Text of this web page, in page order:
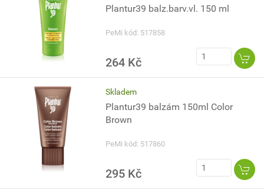
Plantur39 balz.barv.vl. 150 ml
PeMi kód: 517858
264 Kč
Skladem
Plantur39 balzám 150ml Color
Brown
PeMi kód: 517860
295 Kč